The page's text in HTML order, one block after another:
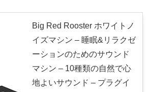
Big Red Rooster ホワイトノ
イズマシン – 睡眠&リラクゼ
ーションのためのサウンド
マシン – 10種類の自然で心
地よいサウンド – プラグイ